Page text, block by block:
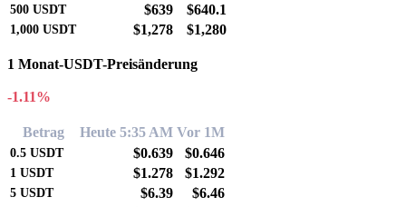
500 USDT $639 $640.1
1,000 USDT $1,278 $1,280
1 Monat-USDT-Preisänderung
-1.11%
Betrag Heute 5:35 AM Vor 1M
0.5 USDT $0.639 $0.646
1 USDT $1.278 $1.292
5 USDT $6.39 $6.46